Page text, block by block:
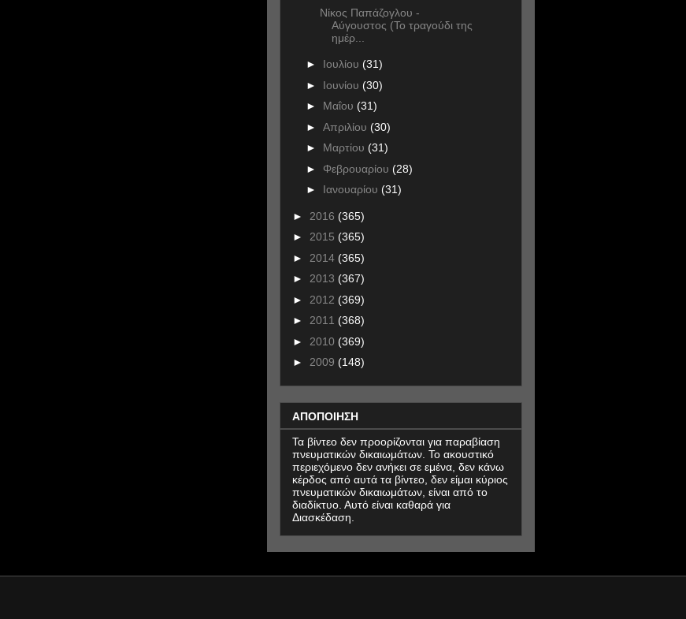
Νίκος Παπάζογλου -
Αύγουστος (Το τραγούδι της
ημέρ...
► Ιουλίου (31)
► Ιουνίου (30)
► Μαΐου (31)
► Απριλίου (30)
► Μαρτίου (31)
► Φεβρουαρίου (28)
► Ιανουαρίου (31)
► 2016 (365)
► 2015 (365)
► 2014 (365)
► 2013 (367)
► 2012 (369)
► 2011 (368)
► 2010 (369)
► 2009 (148)
ΑΠΟΠΟΙΗΣΗ
Τα βίντεο δεν προορίζονται για παραβίαση
πνευματικών δικαιωμάτων. Το ακουστικό
περιεχόμενο δεν ανήκει σε εμένα, δεν κάνω
κέρδος από αυτά τα βίντεο, δεν είμαι κύριος
πνευματικών δικαιωμάτων, είναι από το
διαδίκτυο. Αυτό είναι καθαρά για
Διασκέδαση.